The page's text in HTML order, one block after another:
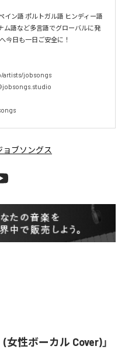
イン語 ポルトガル語 ヒンディー語
ム語など多言語でグローバルに発
今日も一日ご安全に！
artists/jobsongs
ョブソングス
性ボーカル Cover)」